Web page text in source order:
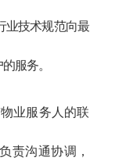
业技术规范向最
服务。
业服务人的联
责沟通协调，